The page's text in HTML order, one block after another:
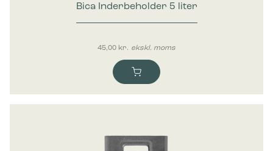
Bica Inderbeholder 5 liter
45,00 kr. ekskl. moms